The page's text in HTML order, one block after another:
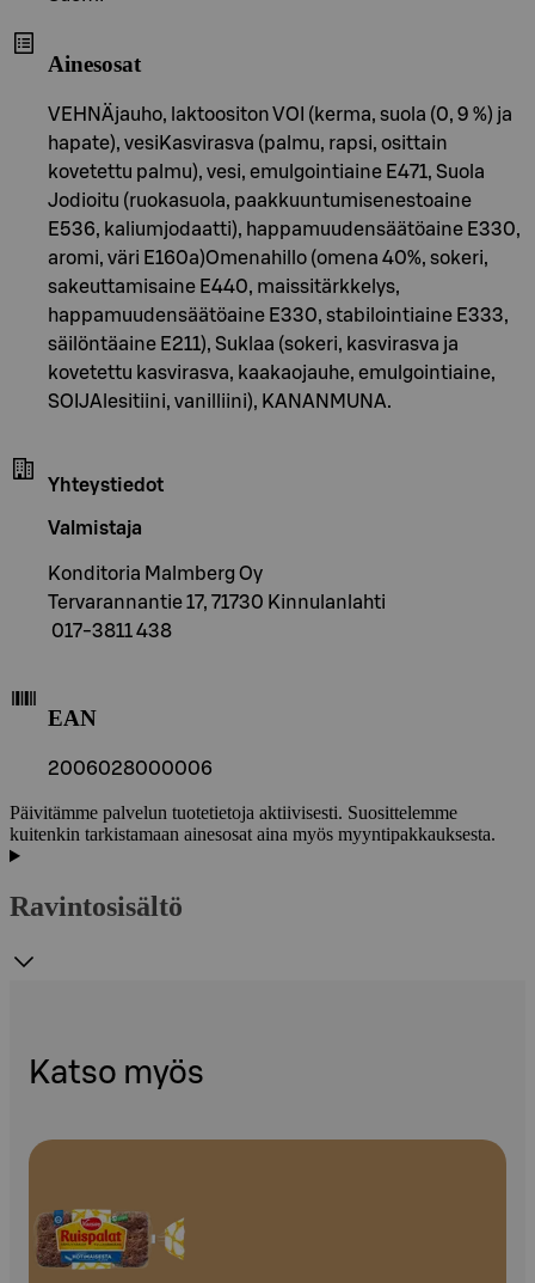
Ainesosat
VEHNÄjauho, laktoositon VOI (kerma, suola (0, 9 %) ja
hapate), vesiKasvirasva (palmu, rapsi, osittain
kovetettu palmu), vesi, emulgointiaine E471, Suola
Jodioitu (ruokasuola, paakkuuntumisenestoaine
E536, kaliumjodaatti), happamuudensäätöaine E330,
aromi, väri E160a)Omenahillo (omena 40%, sokeri,
sakeuttamisaine E440, maissitärkkelys,
happamuudensäätöaine E330, stabilointiaine E333,
säilöntäaine E211), Suklaa (sokeri, kasvirasva ja
kovetettu kasvirasva, kaakaojauhe, emulgointiaine,
SOIJAlesitiini, vanilliini), KANANMUNA.
Yhteystiedot
Valmistaja
Konditoria Malmberg Oy
Tervarannantie 17, 71730 Kinnulanlahti
017-3811 438
EAN
2006028000006
Päivitämme palvelun tuotetietoja aktiivisesti. Suosittelemme
kuitenkin tarkistamaan ainesosat aina myös myyntipakkauksesta.
Ravintosisältö
Katso myös